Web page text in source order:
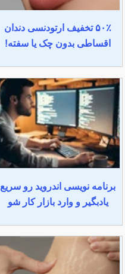
۵۰٪ تخفیف ارتودنسی دندان
اقساطی بدون چک یا سفته!
برنامه نویسی اندروید رو سریع
یادبگیر و وارد بازار کار شو